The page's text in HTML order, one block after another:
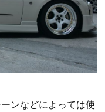
ンなどによっては使